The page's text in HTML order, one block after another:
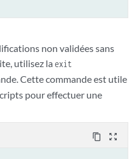
non validées sans
utilisez laexit
Cette commande est utile
pour effectuer une
content_copy zoom_out_map